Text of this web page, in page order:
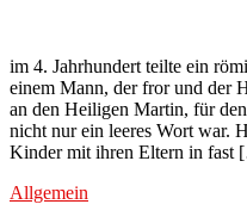
im 4. Jahrhundert teilte ein
einem Mann, der fror und der
an den Heiligen Martin, für
nicht nur ein leeres Wort war.
Kinder mit ihren Eltern in
Allgemein